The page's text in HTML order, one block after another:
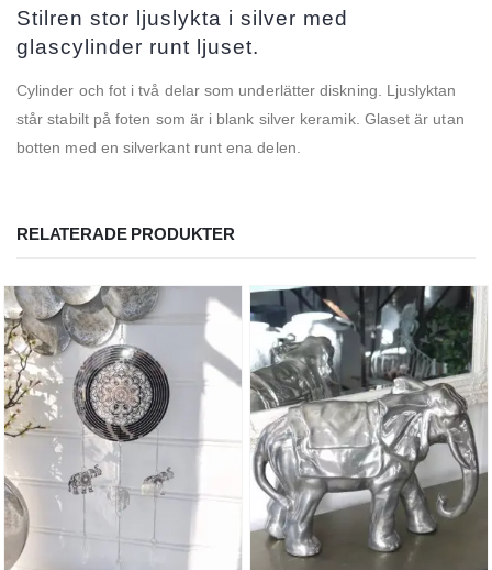
Stilren stor ljuslykta i silver med
glascylinder runt ljuset.
Cylinder och fot i två delar som underlätter diskning. Ljuslyktan
står stabilt på foten som är i blank silver keramik. Glaset är utan
botten med en silverkant runt ena delen.
RELATERADE PRODUKTER